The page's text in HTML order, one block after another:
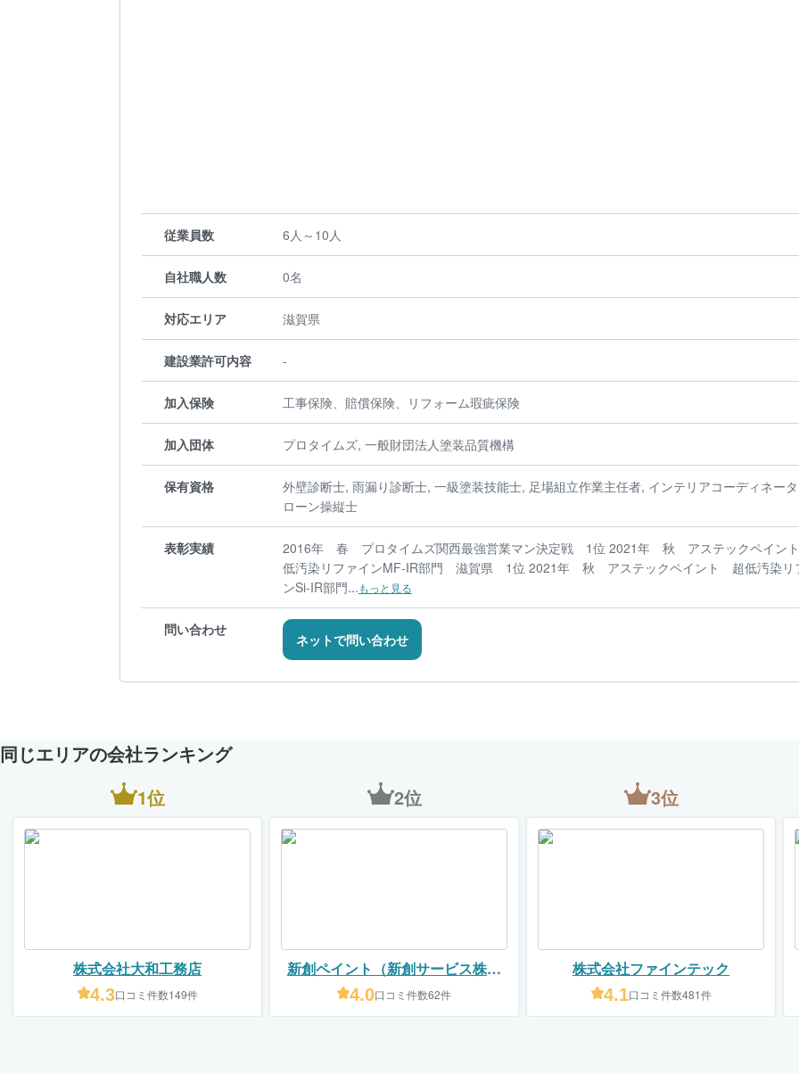
従業員数 6人～10人
自社職人数 0名
対応エリア 滋賀県
建設業許可内容 -
加入保険 工事保険、賠償保険、リフォーム瑕疵保険
加入団体 プロタイムズ, 一般財団法人塗装品質機構
保有資格
外壁診断士, 雨漏り診断士, 一級塗装技能士, 足場組立作業主任者, インテリアコーディネー
ローン操縦士
表彰実績
2016年 春 プロタイムズ関西最強営業マン決定戦 1位 2021年 秋 アステックペイン
低汚染リファインMF-IR部門 滋賀県 1位 2021年 秋 アステックペイント 超低汚染リ
ンSi-IR部門...もっと見る
問い合わせ
ネットで問い合わせ
同じエリアの会社ランキング
1位
株式会社大和工務店
4.3口コミ件数149件
2位
新創ペイント（新創サービス株式
会社）
4.0口コミ件数62件
3位
株式会社ファインテック
4.1口コミ件数481件